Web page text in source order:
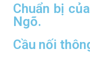
Chuẩn bị
Ngõ.
Cầu nối